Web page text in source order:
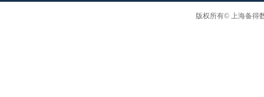
版权所有© 上海备得